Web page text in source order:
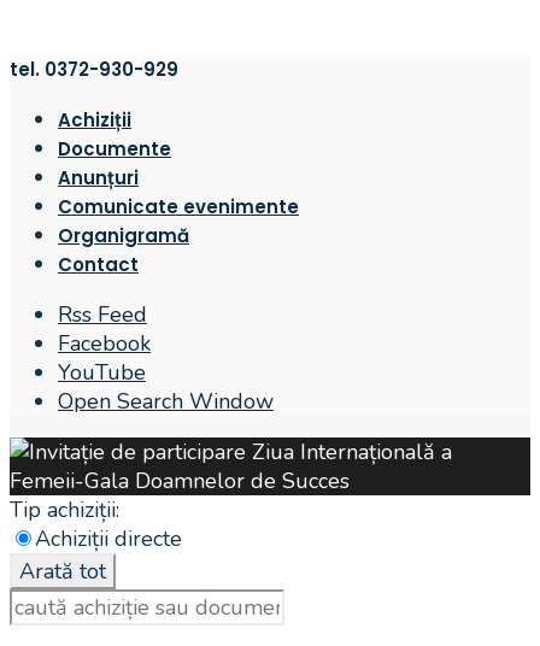
tel. 0372-930-929
Achiziții
Documente
Anunțuri
Comunicate evenimente
Organigramă
Contact
Rss Feed
Facebook
YouTube
Open Search Window
Tip achiziții:
Achiziții directe